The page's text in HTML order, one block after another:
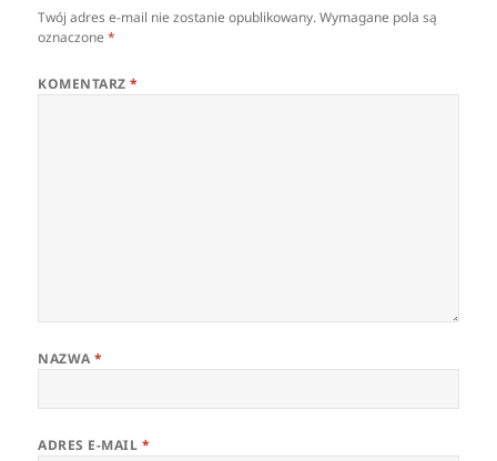
Twój adres e-mail nie zostanie opublikowany. Wymagane pola są
oznaczone*
KOMENTARZ*
NAZWA*
ADRES E-MAIL *